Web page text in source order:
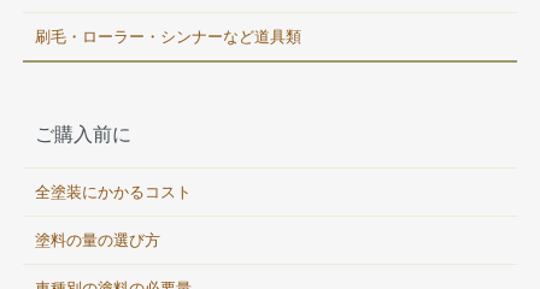
刷毛・ローラー・シンナーなど道具類
ご購入前に
全塗装にかかるコスト
塗料の量の選び方